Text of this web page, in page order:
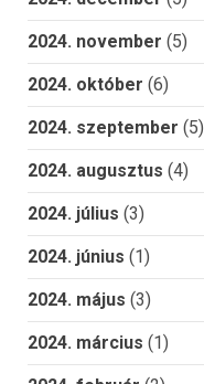
2024. november (5)
2024. október (6)
2024. szeptember (5)
2024. augusztus (4)
2024. július (3)
2024. június (1)
2024. május (3)
2024. március (1)